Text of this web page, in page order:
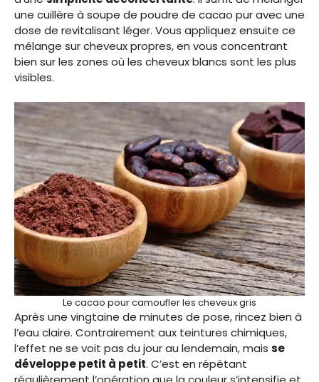
une cuillère à soupe de poudre de cacao pur avec une
dose de revitalisant léger. Vous appliquez ensuite ce
mélange sur cheveux propres, en vous concentrant
bien sur les zones où les cheveux blancs sont les plus
visibles.
Le cacao pour camoufler les cheveux gris
Après une vingtaine de minutes de pose, rincez bien à
l’eau claire. Contrairement aux teintures chimiques,
l’effet ne se voit pas du jour au lendemain, mais se
développe petit à petit. C’est en répétant